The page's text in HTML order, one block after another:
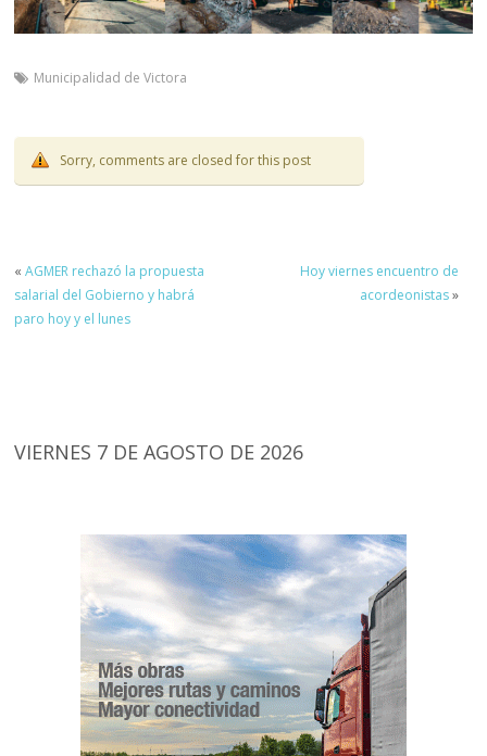
Municipalidad de Victora
Sorry, comments are closed for this post
«AGMER rechazó la propuesta
salarial del Gobierno y habrá
paro hoy y el lunes
Hoy viernes encuentro de
acordeonistas»
VIERNES 7 DE AGOSTO DE 2026